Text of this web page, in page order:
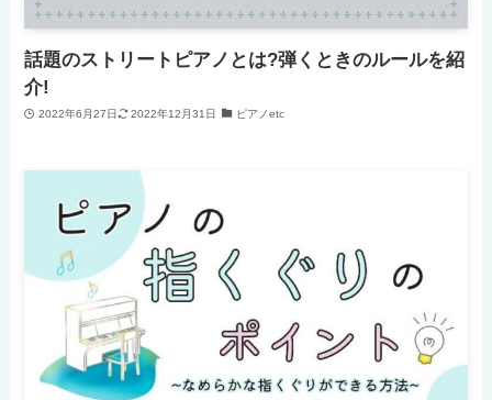
話題のストリートピアノとは?弾くときのルールを紹
介!
2022年6月27日 2022年12月31日 ピアノetc